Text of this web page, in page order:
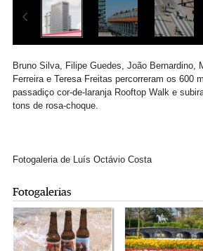
Bruno Silva, Filipe Guedes, João Bernardino,
Ferreira e Teresa Freitas percorreram os 600
passadiço cor-de-laranja Rooftop Walk e
tons de rosa-choque.
Fotogaleria de Luís Octávio Costa
Fotogalerias